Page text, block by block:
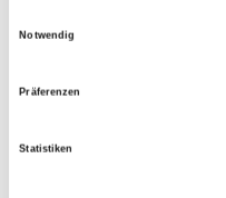
Notwendig
Präferenzen
Statistiken
PRODUKTEIGENSCHAFTEN